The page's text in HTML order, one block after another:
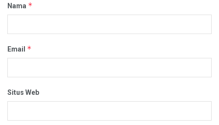
Nama *
Email *
Situs Web